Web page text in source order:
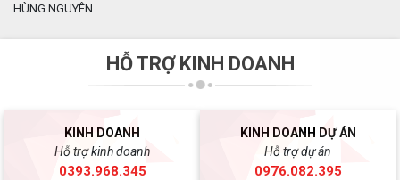
HÙNG NGUYÊN
HỖ TRỢ KINH DOANH
KINH DOANH
Hỗ trợ kinh doanh
0393.968.345
KINH DOANH DỰ ÁN
Hỗ trợ dự án
0976.082.395